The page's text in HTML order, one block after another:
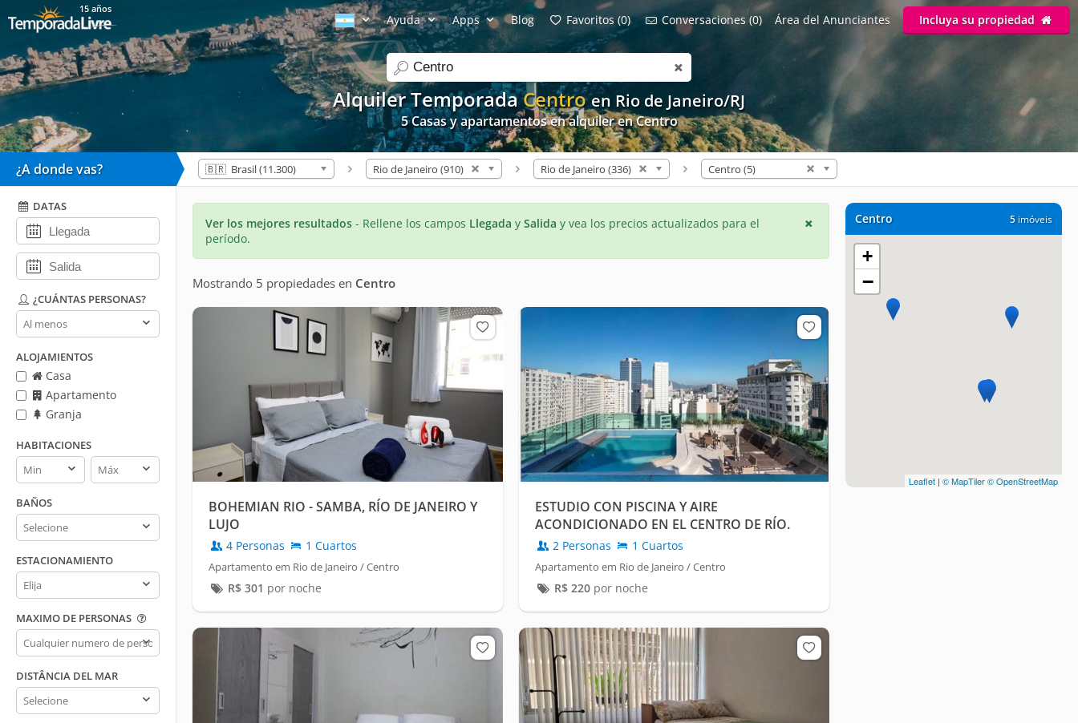
Alquiler TemporadaCentro en Rio de Janeiro/RJ
5 Casas y apartamentos en alquiler en Centro
search
15 años
Ayuda Apps Blog Favoritos (0) Conversaciones (0) Área del Anunciantes Incluya su propiedad
¿A donde vas? 🇧🇷 Brasil (11.300) Rio de Janeiro (910) Rio de Janeiro (336) Centro (5)
DATAS
¿CUÁNTAS PERSONAS?
¿Cuántas
personas?
ALOJAMIENTOS
Casa
Apartamento
Granja
HABITACIONES
Habitaciones
min
Habitaciones
max
BAÑOS
Baños
ESTACIONAMIENTO
Estacionamiento
MAXIMO DE PERSONAS
Maximo
de
personas
DISTÂNCIA DEL MAR
Distância
del
5imóveis
Centro
+
−
Leaflet | © MapTiler© OpenStreetMap
Ver los mejores resultados - Rellene los campos Llegada y Salida y vea los precios actualizados para el
período.
Mostrando 5 propiedades en Centro
BOHEMIAN RIO - SAMBA, RÍO DE JANEIRO Y
LUJO
4 Personas 1 Cuartos
Apartamento em Rio de Janeiro / Centro
R$ 301 por noche
ESTUDIO CON PISCINA Y AIRE
ACONDICIONADO EN EL CENTRO DE RÍO.
2 Personas 1 Cuartos
Apartamento em Rio de Janeiro / Centro
R$ 220por noche